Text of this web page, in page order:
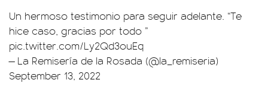
Un hermoso testimonio para seguir adelante. “Te
hice caso, gracias por todo ”
pic.twitter.com/Ly2Qd3ouEq
— La Remisería de la Rosada (@la_remiseria)
September 13, 2022